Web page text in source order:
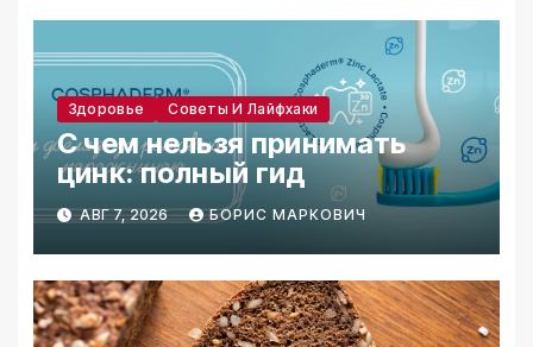
Здоровье Советы И Лайфхаки
С чем нельзя принимать
цинк: полный гид
АВГ 7, 2026 БОРИС МАРКОВИЧ